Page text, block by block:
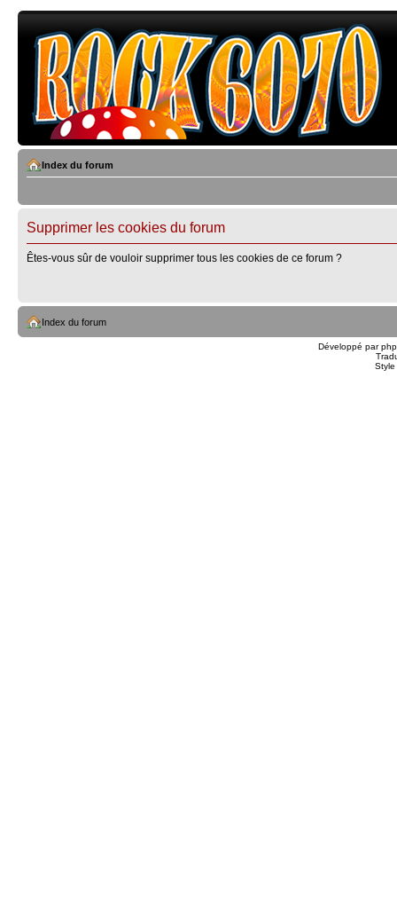
Index du forum
Supprimer les cookies du forum
Êtes-vous sûr de vouloir supprimer tous les cookies de ce forum ?
Index du forum
Développé par
Style